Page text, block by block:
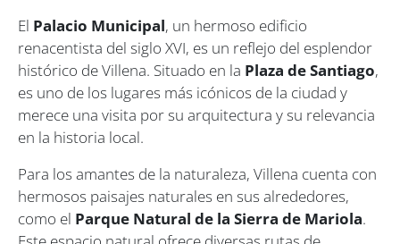
El Palacio Municipal, un hermoso edificio
renacentista del siglo XVI, es un reflejo del esplendor
histórico de Villena. Situado en la Plaza de Santiago,
es uno de los lugares más icónicos de la ciudad y
merece una visita por su arquitectura y su relevancia
en la historia local.
Para los amantes de la naturaleza, Villena cuenta con
hermosos paisajes naturales en sus alrededores,
como el Parque Natural de la Sierra de Mariola.